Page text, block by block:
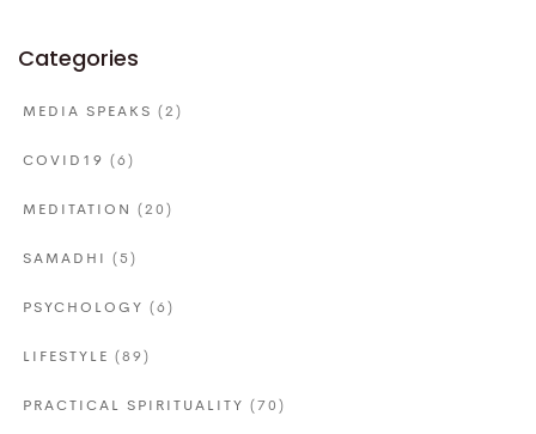
Categories
MEDIA SPEAKS (2)
COVID19 (6)
MEDITATION (20)
SAMADHI (5)
PSYCHOLOGY (6)
LIFESTYLE (89)
PRACTICAL SPIRITUALITY (70)